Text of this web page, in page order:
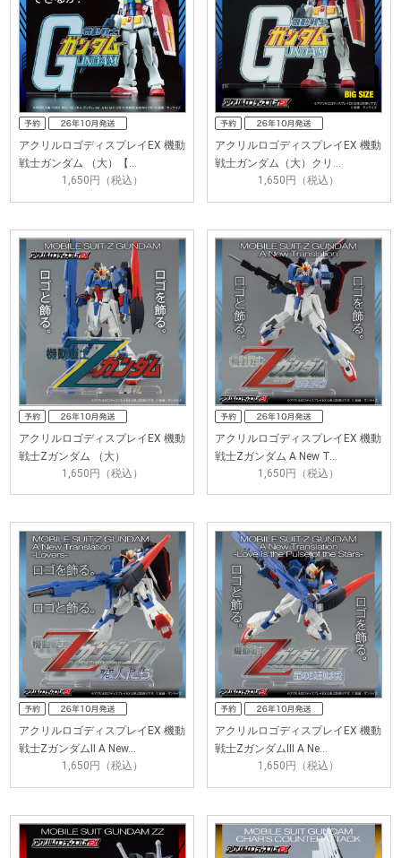
アクリルロゴディスプレイEX 機動
戦士ガンダム （大）【…
1,650円（税込）
アクリルロゴディスプレイEX 機動
戦士ガンダム（大）クリ…
1,650円（税込）
アクリルロゴディスプレイEX 機動
戦士Zガンダム （大）
1,650円（税込）
アクリルロゴディスプレイEX 機動
戦士Ζガンダム A New T…
1,650円（税込）
アクリルロゴディスプレイEX 機動
戦士ΖガンダムII A New…
1,650円（税込）
アクリルロゴディスプレイEX 機動
戦士ΖガンダムIII A Ne…
1,650円（税込）